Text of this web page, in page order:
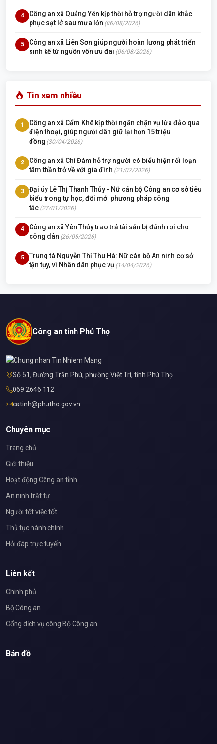
4
Công an xã Quảng Yên kịp thời hỗ trợ người dân khắc
phục sạt lở sau mưa lớn (06/08/2026)
5
Công an xã Liên Sơn giúp người hoàn lương phát triển
sinh kế từ nguồn vốn ưu đãi (06/08/2026)
Tin xem nhiều
1
Công an xã Cẩm Khê kịp thời ngăn chặn vụ lừa đảo qua
điện thoại, giúp người dân giữ lại hơn 15 triệu
đồng (30/04/2026)
2
Công an xã Chí Đám hỗ trợ người có biểu hiện rối loạn
tâm thần trở về với gia đình (21/07/2026)
3
Đại úy Lê Thị Thanh Thủy - Nữ cán bộ Công an cơ sở tiêu
biểu trong tự học, đổi mới phương pháp công
tác (27/01/2026)
4
Công an xã Yên Thủy trao trả tài sản bị đánh rơi cho
công dân (26/05/2026)
5
Trung tá Nguyễn Thị Thu Hà: Nữ cán bộ An ninh cơ sở
tận tụy, vì Nhân dân phục vụ (14/04/2026)
Công an tỉnh Phú Thọ
Số 51, Đường Trần Phú, phường Việt Trì, tỉnh Phú Thọ
069 2646 112
catinh@phutho.gov.vn
Chuyên mục
Trang chủ
Giới thiệu
Hoạt động Công an tỉnh
An ninh trật tự
Người tốt việc tốt
Thủ tục hành chính
Hỏi đáp trực tuyến
Liên kết
Chính phủ
Bộ Công an
Cổng dịch vụ công Bộ Công an
Bản đồ